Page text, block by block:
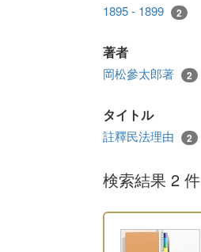
1895 - 1899 2
著者
岡松參太郎著 2
タイトル
註釋民法理由 2
検索結果 2 件